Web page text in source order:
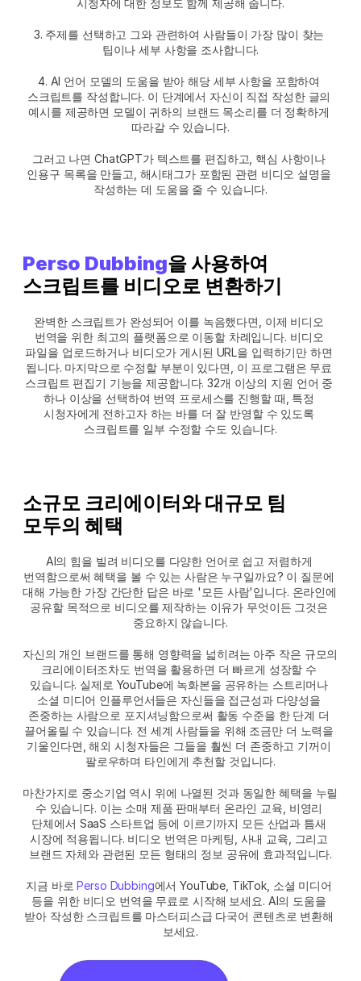
시청자에 대한 정보도 함께 제공해 줍니다.
3. 주제를 선택하고 그와 관련하여 사람들이 가장 많이 찾는
팁이나 세부 사항을 조사합니다.
4. AI 언어 모델의 도움을 받아 해당 세부 사항을 포함하여
스크립트를 작성합니다. 이 단계에서 자신이 직접 작성한 글의
예시를 제공하면 모델이 귀하의 브랜드 목소리를 더 정확하게
따라갈 수 있습니다.
그러고 나면 ChatGPT가 텍스트를 편집하고, 핵심 사항이나
인용구 목록을 만들고, 해시태그가 포함된 관련 비디오 설명을
작성하는 데 도움을 줄 수 있습니다.
Perso Dubbing을 사용하여
스크립트를 비디오로 변환하기
완벽한 스크립트가 완성되어 이를 녹음했다면, 이제 비디오
번역을 위한 최고의 플랫폼으로 이동할 차례입니다. 비디오
파일을 업로드하거나 비디오가 게시된 URL을 입력하기만 하면
됩니다. 마지막으로 수정할 부분이 있다면, 이 프로그램은 무료
스크립트 편집기 기능을 제공합니다. 32개 이상의 지원 언어 중
하나 이상을 선택하여 번역 프로세스를 진행할 때, 특정
시청자에게 전하고자 하는 바를 더 잘 반영할 수 있도록
스크립트를 일부 수정할 수도 있습니다.
소규모 크리에이터와 대규모 팀
모두의 혜택
AI의 힘을 빌려 비디오를 다양한 언어로 쉽고 저렴하게
번역함으로써 혜택을 볼 수 있는 사람은 누구일까요? 이 질문에
대해 가능한 가장 간단한 답은 바로 '모든 사람'입니다. 온라인에
공유할 목적으로 비디오를 제작하는 이유가 무엇이든 그것은
중요하지 않습니다.
자신의 개인 브랜드를 통해 영향력을 넓히려는 아주 작은 규모의
크리에이터조차도 번역을 활용하면 더 빠르게 성장할 수
있습니다. 실제로 YouTube에 녹화본을 공유하는 스트리머나
소셜 미디어 인플루언서들은 자신들을 접근성과 다양성을
존중하는 사람으로 포지셔닝함으로써 활동 수준을 한 단계 더
끌어올릴 수 있습니다. 전 세계 사람들을 위해 조금만 더 노력을
기울인다면, 해외 시청자들은 그들을 훨씬 더 존중하고 기꺼이
팔로우하며 타인에게 추천할 것입니다.
마찬가지로 중소기업 역시 위에 나열된 것과 동일한 혜택을 누릴
수 있습니다. 이는 소매 제품 판매부터 온라인 교육, 비영리
단체에서 SaaS 스타트업 등에 이르기까지 모든 산업과 틈새
시장에 적용됩니다. 비디오 번역은 마케팅, 사내 교육, 그리고
브랜드 자체와 관련된 모든 형태의 정보 공유에 효과적입니다.
지금 바로 Perso Dubbing에서 YouTube, TikTok, 소셜 미디어
등을 위한 비디오 번역을 무료로 시작해 보세요. AI의 도움을
받아 작성한 스크립트를 마스터피스급 다국어 콘텐츠로 변환해
보세요.